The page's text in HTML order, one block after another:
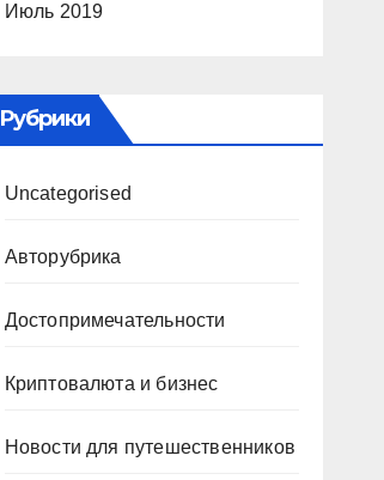
Июль 2019
Рубрики
Uncategorised
Авторубрика
Достопримечательности
Криптовалюта и бизнес
Новости для путешественников